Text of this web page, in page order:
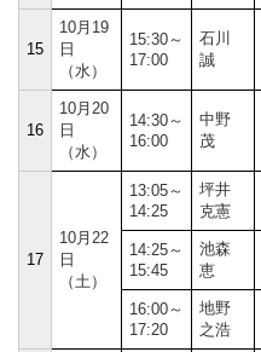
15
10月19
日
（水）
15:30～
17:00
石川
誠
16
10月20
日
（水）
14:30～
16:00
中野
茂
17
10月22
日
（土）
13:05～
14:25
坪井
克憲
14:25～
15:45
池森
恵
16:00～
17:20
地野
之浩